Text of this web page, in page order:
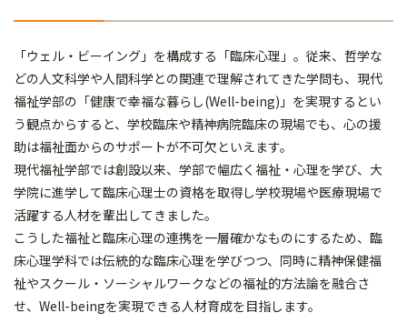
「ウェル・ビーイング」を構成する「臨床心理」。従来、哲学な
どの人文科学や人間科学との関連で理解されてきた学問も、現代
福祉学部の「健康で幸福な暮らし(Well-being)」を実現するとい
う観点からすると、学校臨床や精神病院臨床の現場でも、心の援
助は福祉面からのサポートが不可欠といえます。
現代福祉学部では創設以来、学部で幅広く福祉・心理を学び、大
学院に進学して臨床心理士の資格を取得し学校現場や医療現場で
活躍する人材を輩出してきました。
こうした福祉と臨床心理の連携を一層確かなものにするため、臨
床心理学科では伝統的な臨床心理を学びつつ、同時に精神保健福
祉やスクール・ソーシャルワークなどの福祉的方法論を融合さ
せ、Well-beingを実現できる人材育成を目指します。